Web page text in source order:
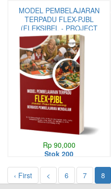
MODEL PEMBELAJARAN
TERPADU FLEX-PJBL
(FLEKSIBEL - PROJECT
BASED LEARNING) BERBASIS
PEMBELAJARAN MENDALAM
Rp 90,000
Stok 200
‹ First < 6 7 8